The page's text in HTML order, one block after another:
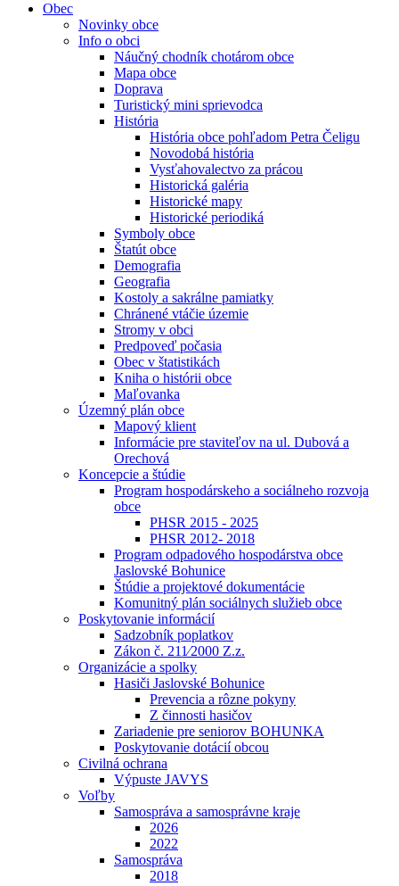
Obec
Novinky obce
Info o obci
Náučný chodník chotárom obce
Mapa obce
Doprava
Turistický mini sprievodca
História
História obce pohľadom Petra Čeligu
Novodobá história
Vysťahovalectvo za prácou
Historická galéria
Historické mapy
Historické periodiká
Symboly obce
Štatút obce
Demografia
Geografia
Kostoly a sakrálne pamiatky
Chránené vtáčie územie
Stromy v obci
Predpoveď počasia
Obec v štatistikách
Kniha o histórii obce
Maľovanka
Územný plán obce
Mapový klient
Informácie pre staviteľov na ul. Dubová a
Orechová
Koncepcie a štúdie
Program hospodárskeho a sociálneho rozvoja
obce
PHSR 2015 - 2025
PHSR 2012- 2018
Program odpadového hospodárstva obce
Jaslovské Bohunice
Štúdie a projektové dokumentácie
Komunitný plán sociálnych služieb obce
Poskytovanie informácií
Sadzobník poplatkov
Zákon č. 211⁄2000 Z.z.
Organizácie a spolky
Hasiči Jaslovské Bohunice
Prevencia a rôzne pokyny
Z činnosti hasičov
Zariadenie pre seniorov BOHUNKA
Poskytovanie dotácií obcou
Civilná ochrana
Výpuste JAVYS
Voľby
Samospráva a samosprávne kraje
2026
2022
Samospráva
2018